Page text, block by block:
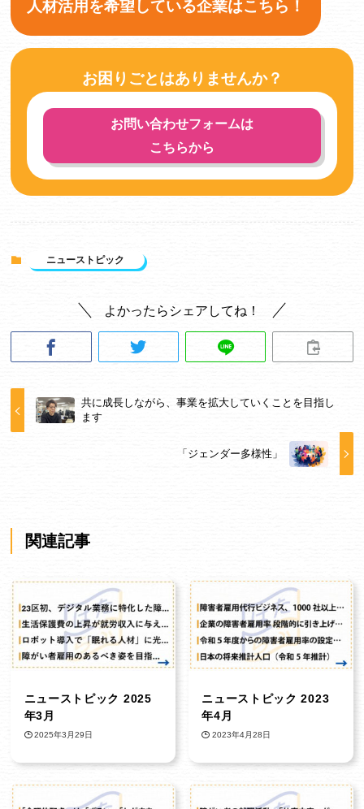
人材活用を希望している企業はこちら！
お困りごとはありませんか？
お問い合わせフォームは
こちらから
ニューストピック
よかったらシェアしてね！
共に成長しながら、事業を拡大していくことを目指し
ます
「ジェンダー多様性」
関連記事
ニューストピック 2025
年3月
2025年3月29日
ニューストピック 2023
年4月
2023年4月28日